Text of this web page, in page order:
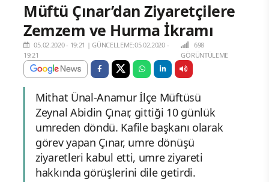
Müftü Çınar’dan Ziyaretçilere
Zemzem ve Hurma İkramı
05.02.2020 - 19:21 |GÜNCELLEME:05.02.2020 -
19:21
698
GÖRÜNTÜLEME
Mithat Ünal-Anamur İlçe Müftüsü
Zeynal Abidin Çınar, gittiği 10 günlük
umreden döndü. Kafile başkanı olarak
görev yapan Çınar, umre dönüşü
ziyaretleri kabul etti, umre ziyareti
hakkında görüşlerini dile getirdi.